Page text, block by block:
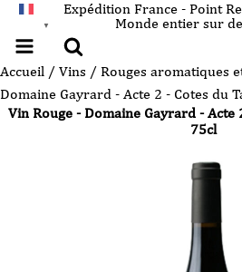
▼
Expédition France - Point
Monde entier sur
Accueil / Vins / Rouges aromatiques
Domaine Gayrard - Acte 2 - Cotes du
Vin Rouge - Domaine Gayrard - Acte
75cl